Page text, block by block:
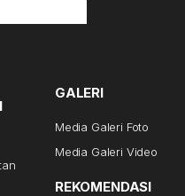
GALERI
Media Galeri Foto
Media Galeri Video
REKOMENDASI